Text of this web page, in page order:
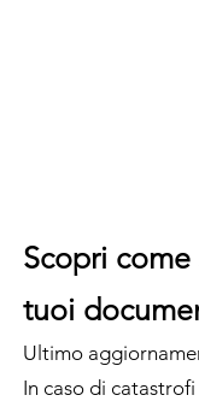
Scopri
tuoi
Ultimo
In caso di